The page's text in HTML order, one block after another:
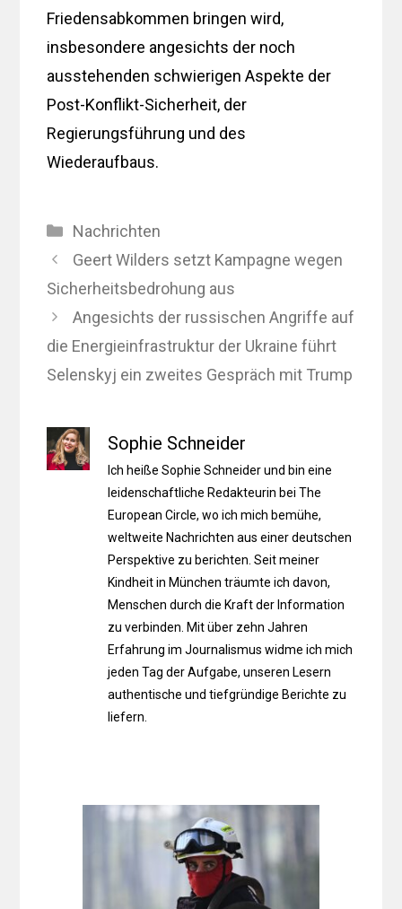
Friedensabkommen bringen wird,
insbesondere angesichts der noch
ausstehenden schwierigen Aspekte der
Post-Konflikt-Sicherheit, der
Regierungsführung und des
Wiederaufbaus.
Kategorien
Nachrichten
Geert Wilders setzt Kampagne wegen
Sicherheitsbedrohung aus
Angesichts der russischen Angriffe auf
die Energieinfrastruktur der Ukraine führt
Selenskyj ein zweites Gespräch mit Trump
Sophie Schneider
Ich heiße Sophie Schneider und bin eine
leidenschaftliche Redakteurin bei The
European Circle, wo ich mich bemühe,
weltweite Nachrichten aus einer deutschen
Perspektive zu berichten. Seit meiner
Kindheit in München träumte ich davon,
Menschen durch die Kraft der Information
zu verbinden. Mit über zehn Jahren
Erfahrung im Journalismus widme ich mich
jeden Tag der Aufgabe, unseren Lesern
authentische und tiefgründige Berichte zu
liefern.